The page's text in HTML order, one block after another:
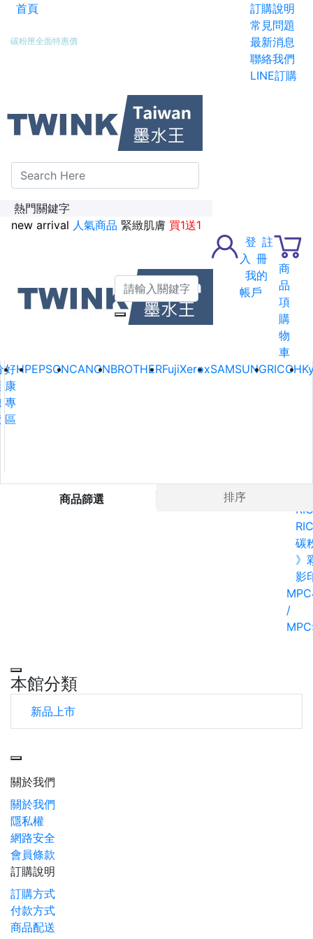
首頁
新加入會員送紅利金100點
碳粉匣全面特惠價
訂購說明
常見問題
最新消息
聯絡我們
LINE訂購
熱門關鍵字
new arrival 人氣商品 緊緻肌膚 買1送1
登
入
註
冊
我的
帳戶
商
品
項
購
物
車
好
康
專
區
HPEPSONCANONBROTHERFujiXeroxSAMSUNGRICOH
商品篩選 排序
碳
》
影
/
本館分類
新品上市
關於我們
關於我們
隱私權
網路安全
會員條款
訂購說明
訂購方式
付款方式
商品配送